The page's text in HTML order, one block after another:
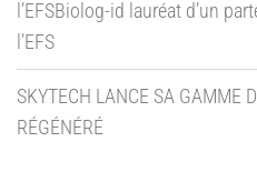
l’EFSBiolog-id lauréat d’un
l’EFS
SKYTECH LANCE SA GAMME
RÉGÉNÉRÉ